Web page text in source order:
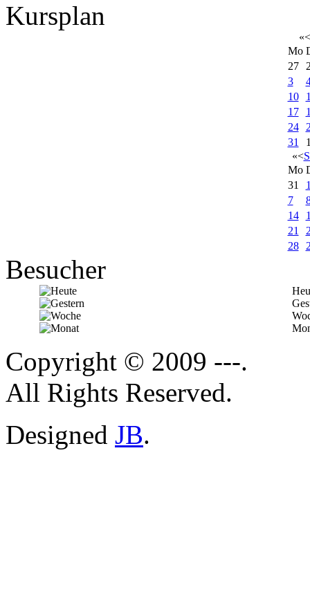
Kursplan
«<
Mo
27
3
10
17
24
31
«<
Mo
31
7
14
21
28
Besucher
Copyright © 2009 ---.
All Rights Reserved.
Designed JB.